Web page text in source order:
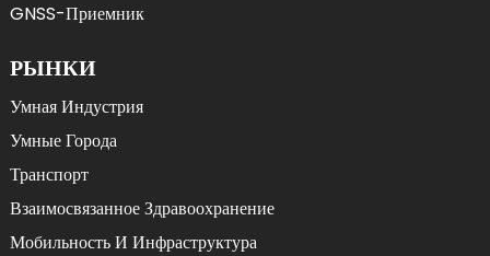
GNSS-Приемник
РЫНКИ
Умная Индустрия
Умные Города
Транспорт
Взаимосвязанное Здравоохранение
Мобильность И Инфраструктура